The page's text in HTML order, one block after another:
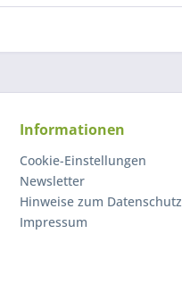
Informationen
Cookie-Einstellungen
Newsletter
Hinweise zum Datenschutz
Impressum